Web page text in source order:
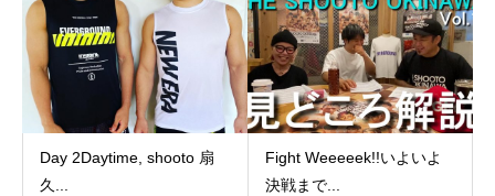
Day 2Daytime, shooto 扇
久...
Fight Weeeeek!!いよいよ
決戦まで...